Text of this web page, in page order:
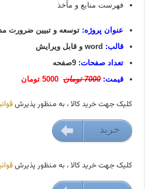
فهرست منابع و مآخذ
عنوان پروژه:توسعه و تبیین ضرورت
قالب:
تعداد صفحات: 9صفحه
قیمت:7000 تومان 5000 تومان
کليک جهت خريد کالا ، به منظور پذيرش
5000 تومان خريد
کليک جهت خريد کالا ، به منظور پذيرش